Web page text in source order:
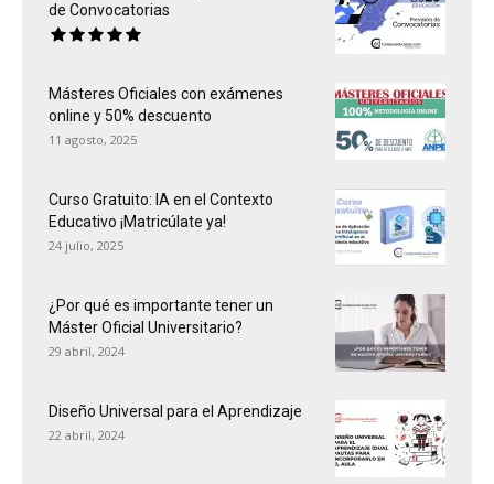
de Convocatorias
Másteres Oficiales con exámenes
online y 50% descuento
11 agosto, 2025
Curso Gratuito: IA en el Contexto
Educativo ¡Matricúlate ya!
24 julio, 2025
¿Por qué es importante tener un
Máster Oficial Universitario?
29 abril, 2024
Diseño Universal para el Aprendizaje
22 abril, 2024